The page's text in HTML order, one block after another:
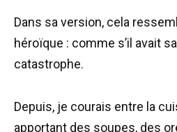
Dans sa version, cela
héroïque : comme s’il avait
catastrophe.
Depuis, je courais entre la
apportant des soupes, des